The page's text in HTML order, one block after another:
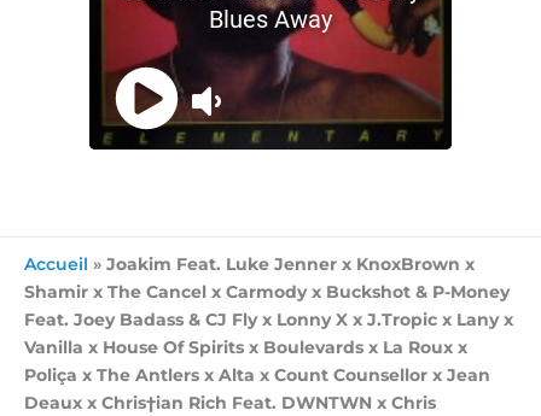
Accueil » Joakim Feat. Luke Jenner x KnoxBrown x
Shamir x The Cancel x Carmody x Buckshot & P-Money
Feat. Joey Badass & CJ Fly x Lonny X x J.Tropic x Lany x
Vanilla x House Of Spirits x Boulevards x La Roux x
Poliça x The Antlers x Alta x Count Counsellor x Jean
Deaux x Chris†ian Rich Feat. DWNTWN x Chris